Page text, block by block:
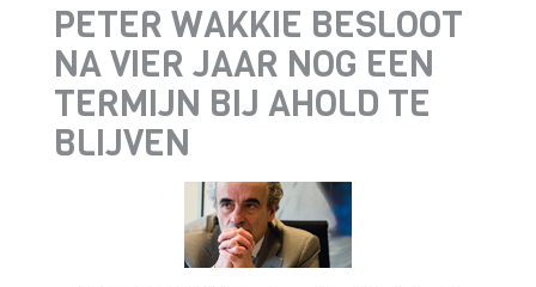
PETER WAKKIE BESLOOT
NA VIER JAAR NOG EEN
TERMIJN BIJ AHOLD TE
BLIJVEN